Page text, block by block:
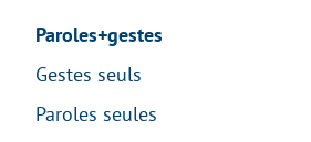
Paroles+gestes
Gestes seuls
Paroles seules